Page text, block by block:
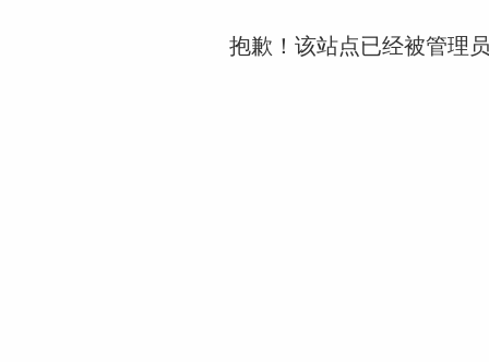
抱歉！该站点已经被管理